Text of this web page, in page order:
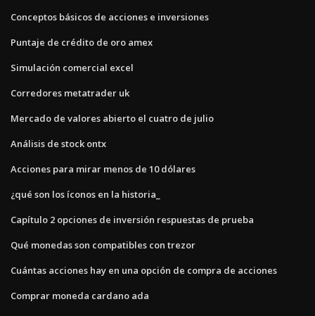
Conceptos básicos de acciones e inversiones
Puntaje de crédito de oro amex
Simulación comercial excel
Corredores metatrader uk
Mercado de valores abierto el cuatro de julio
Análisis de stock ontx
Acciones para mirar menos de 10 dólares
¿qué son los íconos en la historia_
Capítulo 2 opciones de inversión respuestas de prueba
Qué monedas son compatibles con trezor
Cuántas acciones hay en una opción de compra de acciones
Comprar moneda cardano ada